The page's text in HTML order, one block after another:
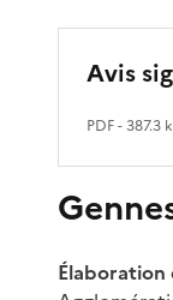
Avis
PDF- 387.3
Élaboration